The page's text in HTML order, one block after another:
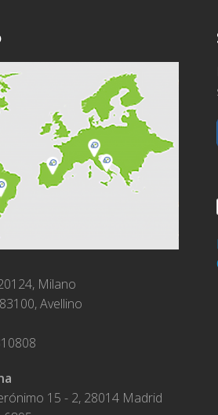
Milano
Avellino
15 - 2, 28014 Madrid